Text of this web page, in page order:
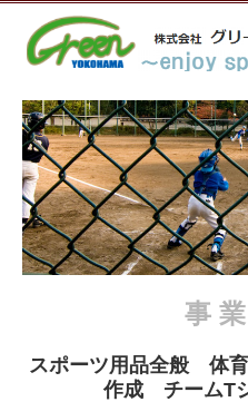
事業内容
グリーンスポーツ店舗
グリーンスポーツ外商事業
グリーン卓球スタジオ
お問い合わせ
事
スポーツ用品全般 体
作成 チームT